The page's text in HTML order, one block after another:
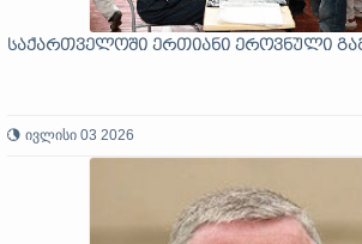
საქართველოში ერთიანი ეროვნული
ივლისი 03 2026